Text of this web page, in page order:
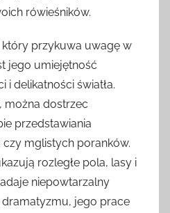
rówieśników.
przykuwa uwagę w
jego umiejętność
i delikatności światła.
można dostrzec
przedstawiania
mglistych poranków.
rozległe pola, lasy i
niepowtarzalny
dramatyzmu, jego prace